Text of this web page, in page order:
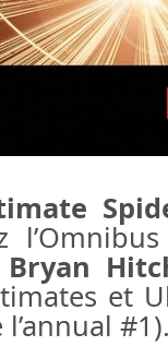
et
#1).